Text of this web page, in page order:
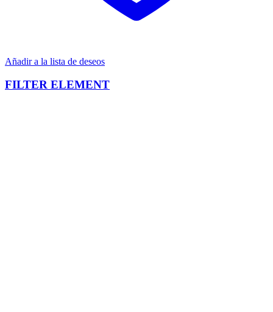
Añadir a la lista de deseos
FILTER ELEMENT